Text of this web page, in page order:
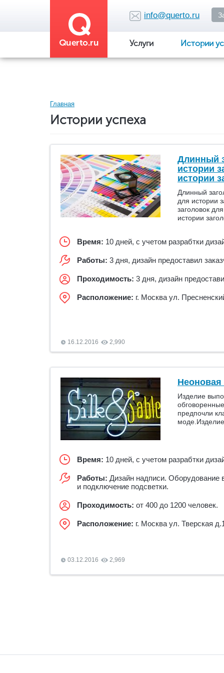
info@querto.ru
Услуги Истории
Вы
здесь
Главная
Истории успеха
Длинный
истории
истории
Длинный
для истории
заголовок
истории
Время: 10 дней, с учетом разрабтки
Работы: 3 дня, дизайн предоставил
Проходимость: 3 дня, дизайн
Расположение: г. Москва ул.
16.12.2016 2,990
Неоновая
Изделие
предпочли
Время: 10 дней, с учетом разрабтки
Работы: Дизайн надписи. Оборудование
и подключение подсветки.
Проходимость: от 400 до 1200 человек.
Расположение: г. Москва ул. Тверская
03.12.2016 2,969